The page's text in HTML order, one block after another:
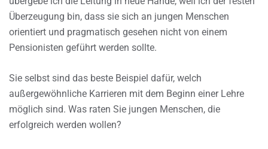
Überzeugung bin, dass sie sich an jungen Menschen
orientiert und pragmatisch gesehen nicht von einem
Pensionisten geführt werden sollte.
Sie selbst sind das beste Beispiel dafür, welch
außergewöhnliche Karrieren mit dem Beginn einer Lehre
möglich sind. Was raten Sie jungen Menschen, die
erfolgreich werden wollen?